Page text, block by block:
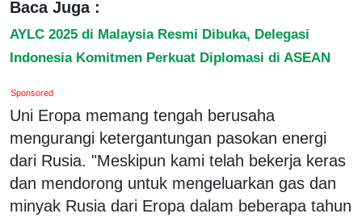
Baca Juga :
AYLC 2025 di Malaysia Resmi Dibuka, Delegasi
Indonesia Komitmen Perkuat Diplomasi di ASEAN
Sponsored
Uni Eropa memang tengah berusaha
mengurangi ketergantungan pasokan energi
dari Rusia. "Meskipun kami telah bekerja keras
dan mendorong untuk mengeluarkan gas dan
minyak Rusia dari Eropa dalam beberapa tahun